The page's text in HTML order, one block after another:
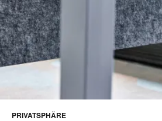
PRIVATSPHÄRE